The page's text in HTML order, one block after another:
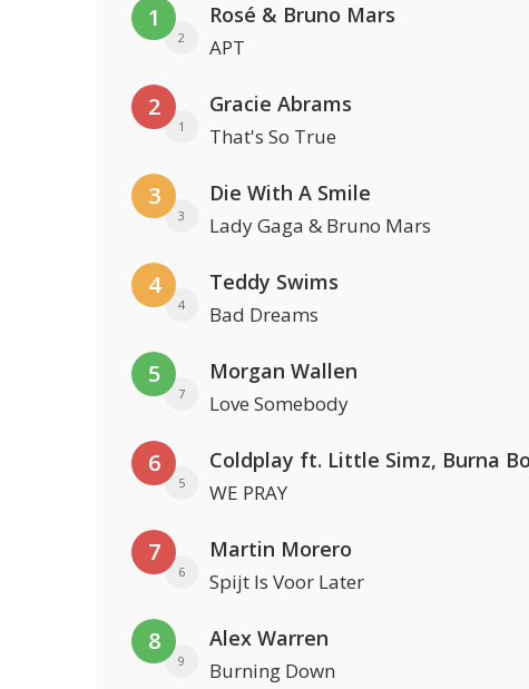
1
2
Rosé & Bruno Mars
APT
2
1
Gracie Abrams
That's So True
3
3
Die With A Smile
Lady Gaga & Bruno Mars
4
4
Teddy Swims
Bad Dreams
5
7
Morgan Wallen
Love Somebody
6
5 WE PRAY
7
6
Martin Morero
Spijt Is Voor Later
8
9
Alex Warren
Burning Down